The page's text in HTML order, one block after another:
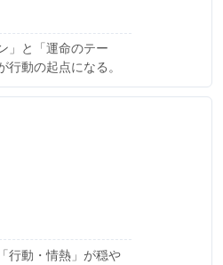
」と「運命のテー
行動の起点になる。
行動・情熱」が穏や